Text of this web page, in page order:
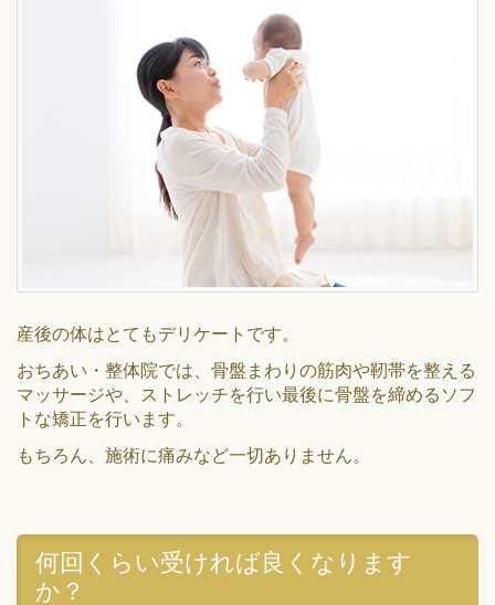
産後の体はとてもデリケートです。
おちあい・整体院では、骨盤まわりの筋肉や靭帯を整える
マッサージや、ストレッチを行い最後に骨盤を締めるソフ
トな矯正を行います。
もちろん、施術に痛みなど一切ありません。
何回くらい受ければ良くなります
か？